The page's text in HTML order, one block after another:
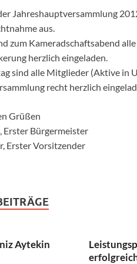
Jahreshauptversammlung
aus.
zum Kameradschaftsabend
herzlich eingeladen.
sind alle Mitglieder (Aktive in
recht herzlich
Grüßen
Erster Bürgermeister
Erster Vorsitzender
Aytekin